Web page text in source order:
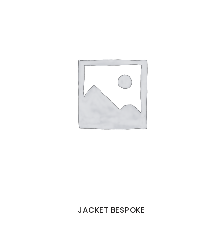
JACKET BESPOKE